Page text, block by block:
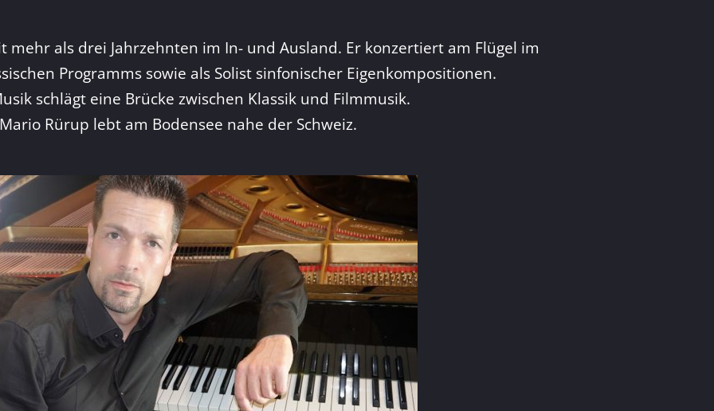
mehr als drei Jahrzehnten im In- und Ausland. Er konzertiert am Flügel im
Programms sowie als Solist sinfonischer Eigenkompositionen.
schlägt eine Brücke zwischen Klassik und Filmmusik.
Mario Rürup lebt am Bodensee nahe der Schweiz.